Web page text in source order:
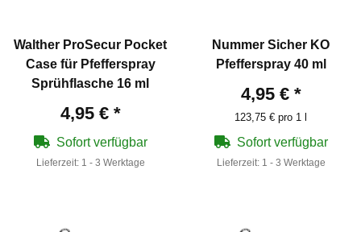
Walther ProSecur Pocket
Case für Pfefferspray
Sprühflasche 16 ml
4,95 € *
Sofort verfügbar
Lieferzeit: 1 - 3 Werktage
Nummer Sicher KO
Pfefferspray 40 ml
4,95 € *
123,75 € pro 1 l
Sofort verfügbar
Lieferzeit: 1 - 3 Werktage